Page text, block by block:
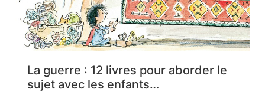
La guerre : 12 livres pour aborder le
sujet avec les enfants…